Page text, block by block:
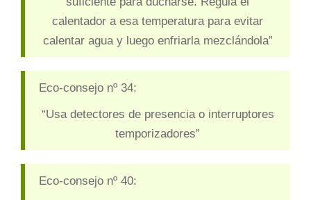
calentador a esa temperatura para evitar
calentar agua y luego enfriarla mezclándola”
Eco-consejo nº 34:
“Usa detectores de presencia o interruptores
temporizadores”
Eco-consejo nº 40: